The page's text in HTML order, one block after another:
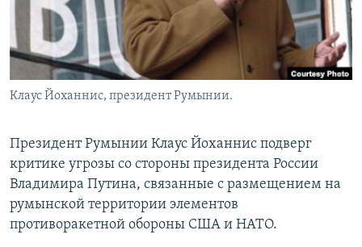
Клаус Йоханнис, президент Румынии.
Президент Румынии Клаус Йоханнис подверг
критике угрозы со стороны президента России
Владимира Путина, связанные с размещением на
румынской территории элементов
противоракетной обороны США и НАТО.